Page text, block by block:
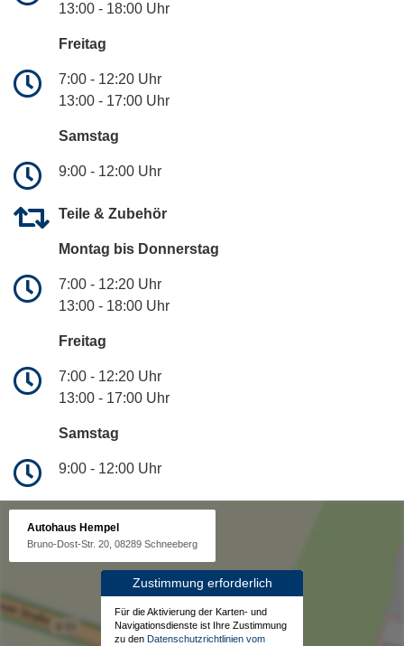
13:00 - 18:00 Uhr
Freitag
7:00 - 12:20 Uhr
13:00 - 17:00 Uhr
Samstag
9:00 - 12:00 Uhr
Teile & Zubehör
Montag bis Donnerstag
7:00 - 12:20 Uhr
13:00 - 18:00 Uhr
Freitag
7:00 - 12:20 Uhr
13:00 - 17:00 Uhr
Samstag
9:00 - 12:00 Uhr
Autohaus Hempel
Bruno-Dost-Str. 20, 08289 Schneeberg
Zustimmung erforderlich
Für die Aktivierung der Karten- und
Navigationsdienste ist Ihre Zustimmung
zu den Datenschutzrichtlinien vom